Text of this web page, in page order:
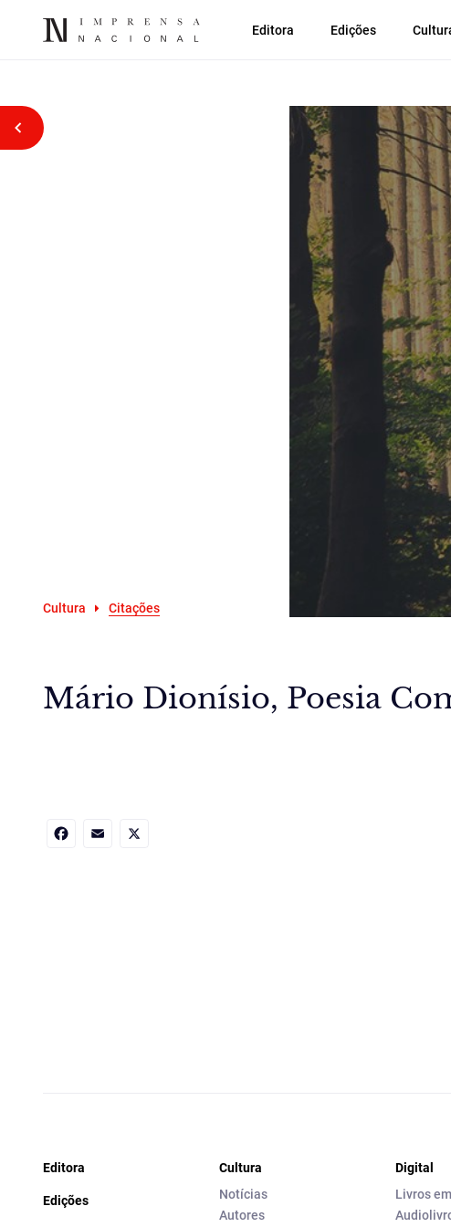
Editora Edições
Voltar atrás
Cultura Citações
Mário Dionísio, Poesia
Editora
Edições
Cultura
Notícias
Autores
Digital
Livros